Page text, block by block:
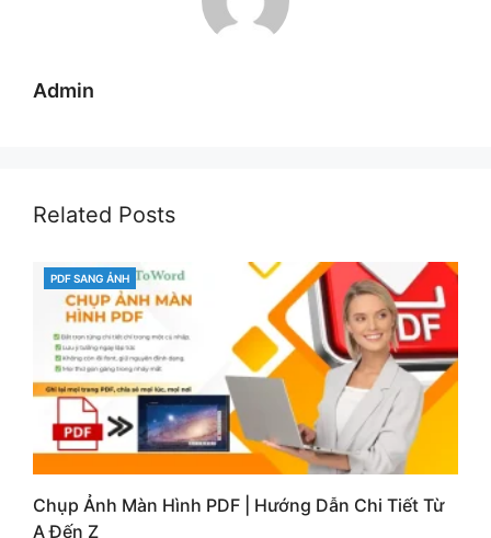
Admin
Related Posts
CATEGORIES
PDF SANG ẢNH
Chụp Ảnh Màn Hình PDF | Hướng Dẫn Chi Tiết Từ
A Đến Z